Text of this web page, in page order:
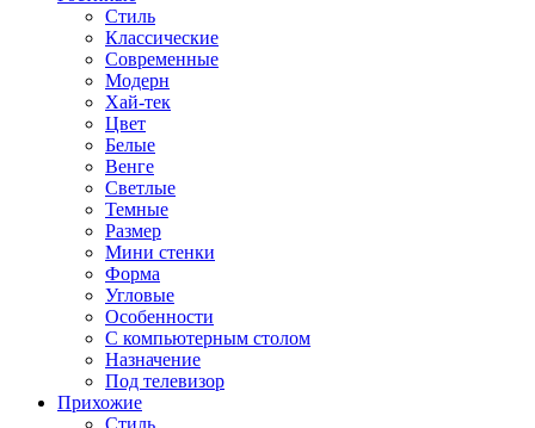
Стиль
Классические
Современные
Модерн
Хай-тек
Цвет
Белые
Венге
Светлые
Темные
Размер
Мини стенки
Форма
Угловые
Особенности
С компьютерным столом
Назначение
Под телевизор
Прихожие
Стиль